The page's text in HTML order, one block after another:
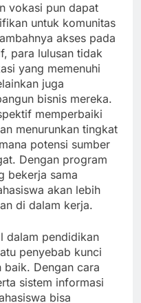
vokasi pun dapat
untuk komunitas
akses pada
para lulusan tidak
yang memenuhi
juga
bisnis mereka.
memperbaiki
menurunkan tingkat
potensi sumber
Dengan program
bekerja sama
akan lebih
di dalam kerja.
dalam pendidikan
penyebab kunci
baik. Dengan cara
sistem informasi
bisa